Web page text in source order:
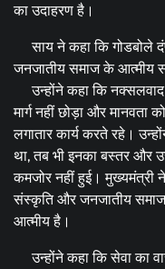
का उदाहरण है।
साय ने कहा कि गोडबोले
जनजातीय समाज के आत्मीय
उन्होंने कहा कि नक्सलवाद
मार्ग नहीं छोड़ा और मानवता
लगातार कार्य करते रहे।
था, तब भी इनका बस्तर और
कमजोर नहीं हुई। मुख्यमंत्री
संस्कृति और जनजातीय
आत्मीय है।
उन्होंने कहा कि सेवा का